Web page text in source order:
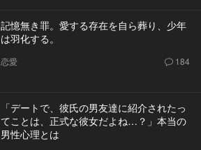
記憶無き罪。愛する存在を自ら葬り、少年
は羽化する。
恋愛 184
「デートで、彼氏の男友達に紹介されたっ
てことは、正式な彼女だよね…？」本当の
男性心理とは